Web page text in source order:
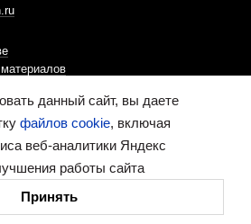
использования «cookies»-файлов
16+
данный сайт, вы даете
файлов cookie, включая
веб-аналитики Яндекс
работы сайта
Принять